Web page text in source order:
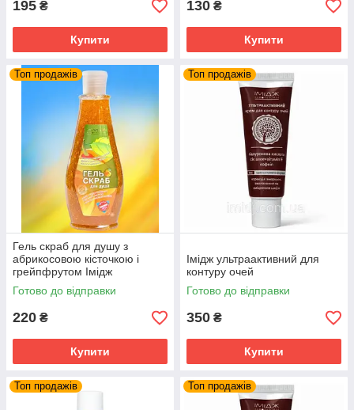
195 ₴
Купити
130 ₴
Купити
Топ продажів
Гель скраб для душу з
абрикосовою кісточкою і
грейпфрутом Імідж
лабораторія
Готово до відправки
220 ₴
Купити
Топ продажів
Імідж ультраактивний для
контуру очей
Готово до відправки
350 ₴
Купити
Топ продажів Топ продажів